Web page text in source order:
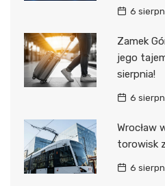
6
Zamek
jego
sierpnia!
6
Wrocław
torowisk
6